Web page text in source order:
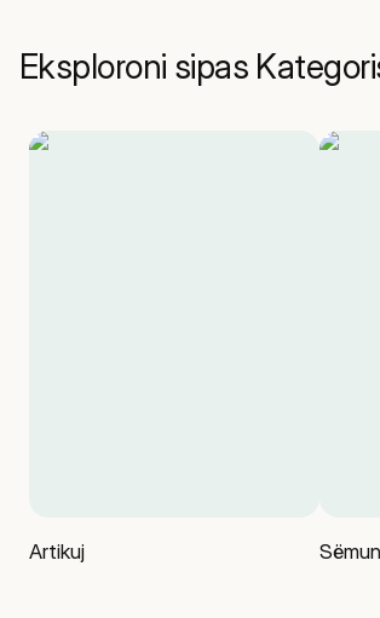
Eksploroni sipas
Artikuj